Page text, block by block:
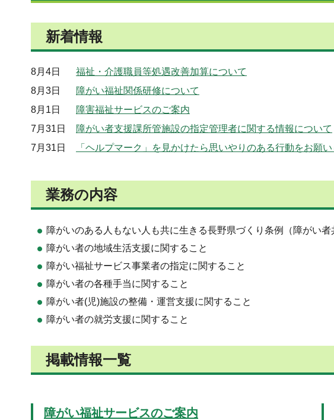
新着情報
8月4日
福祉・介護職員等処遇改善加算について
8月3日
障がい福祉関係研修について
8月1日
障害福祉サービスのご案内
7月31日
障がい者支援課所管施設の指定管理者に関する情報について
7月31日
「ヘルプマーク」を見かけたら思いやりのある行動をお願
業務の内容
障がいのある人もない人も共に生きる長野県づくり条例（障がい
障がい者の地域生活支援に関すること
障がい福祉サービス事業者の指定に関すること
障がい者の各種手当に関すること
障がい者(児)施設の整備・運営支援に関すること
障がい者の就労支援に関すること
掲載情報一覧
障がい福祉サービスのご案内